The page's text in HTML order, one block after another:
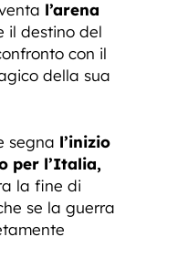
l’arena
il destino del
con il
della sua
segna l’inizio
per l’Italia,
la fine di
se la guerra